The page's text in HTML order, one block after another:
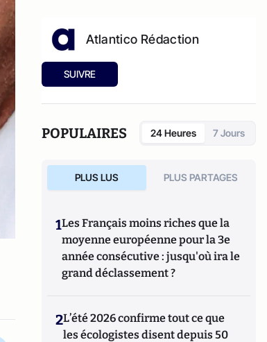
Atlantico Rédaction
SUIVRE
POPULAIRES 24 Heures 7 Jours
PLUS LUS PLUS PARTAGES
1Les Français moins riches que la
moyenne européenne pour la 3e
année consécutive : jusqu'où ira le
grand déclassement ?
2L’été 2026 confirme tout ce que
les écologistes disent depuis 50